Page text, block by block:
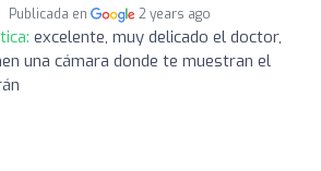
Publicada en 2 years ago
excelente, muy delicado el doctor,
una cámara donde te muestran el